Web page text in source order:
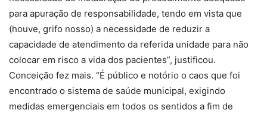
para apuração de responsabilidade, tendo em vista que
(houve, grifo nosso) a necessidade de reduzir a
capacidade de atendimento da referida unidade para não
colocar em risco a vida dos pacientes”, justificou.
Conceição fez mais. “É público e notório o caos que foi
encontrado o sistema de saúde municipal, exigindo
medidas emergenciais em todos os sentidos a fim de